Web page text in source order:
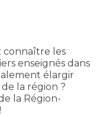
connaître les
enseignés dans
élargir
la région ?
la Région-